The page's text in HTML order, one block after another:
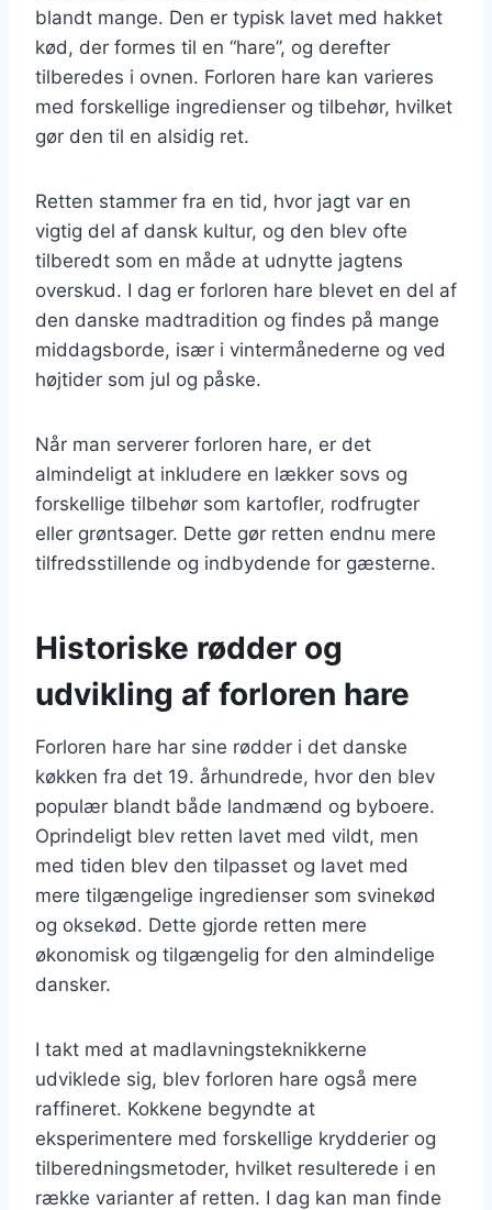
blandt mange. Den er typisk lavet med hakket
kød, der formes til en “hare”, og derefter
tilberedes i ovnen. Forloren hare kan varieres
med forskellige ingredienser og tilbehør, hvilket
gør den til en alsidig ret.
Retten stammer fra en tid, hvor jagt var en
vigtig del af dansk kultur, og den blev ofte
tilberedt som en måde at udnytte jagtens
overskud. I dag er forloren hare blevet en del af
den danske madtradition og findes på mange
middagsborde, især i vintermånederne og ved
højtider som jul og påske.
Når man serverer forloren hare, er det
almindeligt at inkludere en lækker sovs og
forskellige tilbehør som kartofler, rodfrugter
eller grøntsager. Dette gør retten endnu mere
tilfredsstillende og indbydende for gæsterne.
Historiske rødder og
udvikling af forloren hare
Forloren hare har sine rødder i det danske
køkken fra det 19. århundrede, hvor den blev
populær blandt både landmænd og byboere.
Oprindeligt blev retten lavet med vildt, men
med tiden blev den tilpasset og lavet med
mere tilgængelige ingredienser som svinekød
og oksekød. Dette gjorde retten mere
økonomisk og tilgængelig for den almindelige
dansker.
I takt med at madlavningsteknikkerne
udviklede sig, blev forloren hare også mere
raffineret. Kokkene begyndte at
eksperimentere med forskellige krydderier og
tilberedningsmetoder, hvilket resulterede i en
række varianter af retten. I dag kan man finde